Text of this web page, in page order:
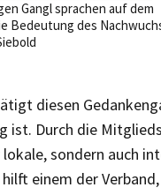
Gangl sprachen auf dem
Bedeutung des
diesen
Durch die
sondern auch
einem der